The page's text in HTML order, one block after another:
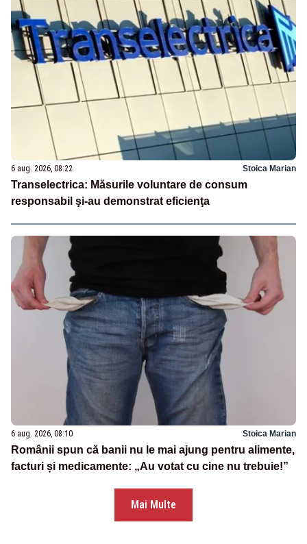
6 aug. 2026, 08:22 Stoica Marian
Transelectrica: Măsurile voluntare de consum
responsabil şi-au demonstrat eficienţa
6 aug. 2026, 08:10 Stoica Marian
Românii spun că banii nu le mai ajung pentru alimente,
facturi și medicamente: „Au votat cu cine nu trebuie!”
Mai Multe